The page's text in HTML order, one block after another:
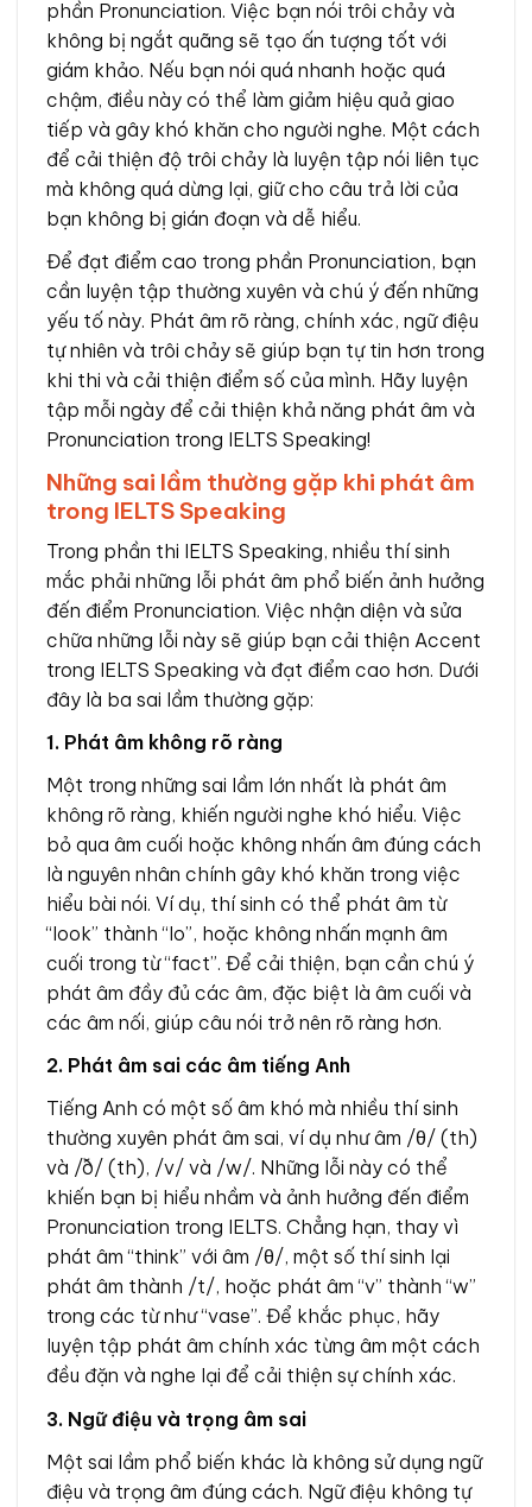
phần Pronunciation. Việc bạn nói trôi chảy và
không bị ngắt quãng sẽ tạo ấn tượng tốt với
giám khảo. Nếu bạn nói quá nhanh hoặc quá
chậm, điều này có thể làm giảm hiệu quả giao
tiếp và gây khó khăn cho người nghe. Một cách
để cải thiện độ trôi chảy là luyện tập nói liên tục
mà không quá dừng lại, giữ cho câu trả lời của
bạn không bị gián đoạn và dễ hiểu.
Để đạt điểm cao trong phần Pronunciation, bạn
cần luyện tập thường xuyên và chú ý đến những
yếu tố này. Phát âm rõ ràng, chính xác, ngữ điệu
tự nhiên và trôi chảy sẽ giúp bạn tự tin hơn trong
khi thi và cải thiện điểm số của mình. Hãy luyện
tập mỗi ngày để cải thiện khả năng phát âm và
Pronunciation trong IELTS Speaking!
Những sai lầm thường gặp khi phát âm
trong IELTS Speaking
Trong phần thi IELTS Speaking, nhiều thí sinh
mắc phải những lỗi phát âm phổ biến ảnh hưởng
đến điểm Pronunciation. Việc nhận diện và sửa
chữa những lỗi này sẽ giúp bạn cải thiện Accent
trong IELTS Speaking và đạt điểm cao hơn. Dưới
đây là ba sai lầm thường gặp:
1. Phát âm không rõ ràng
Một trong những sai lầm lớn nhất là phát âm
không rõ ràng, khiến người nghe khó hiểu. Việc
bỏ qua âm cuối hoặc không nhấn âm đúng cách
là nguyên nhân chính gây khó khăn trong việc
hiểu bài nói. Ví dụ, thí sinh có thể phát âm từ
“look” thành “lo”, hoặc không nhấn mạnh âm
cuối trong từ “fact”. Để cải thiện, bạn cần chú ý
phát âm đầy đủ các âm, đặc biệt là âm cuối và
các âm nối, giúp câu nói trở nên rõ ràng hơn.
2. Phát âm sai các âm tiếng Anh
Tiếng Anh có một số âm khó mà nhiều thí sinh
thường xuyên phát âm sai, ví dụ như âm /θ/ (th)
và /ð/ (th), /v/ và /w/. Những lỗi này có thể
khiến bạn bị hiểu nhầm và ảnh hưởng đến điểm
Pronunciation trong IELTS. Chẳng hạn, thay vì
phát âm “think” với âm /θ/, một số thí sinh lại
phát âm thành /t/, hoặc phát âm “v” thành “w”
trong các từ như “vase”. Để khắc phục, hãy
luyện tập phát âm chính xác từng âm một cách
đều đặn và nghe lại để cải thiện sự chính xác.
3. Ngữ điệu và trọng âm sai
Một sai lầm phổ biến khác là không sử dụng ngữ
điệu và trọng âm đúng cách. Ngữ điệu không tự